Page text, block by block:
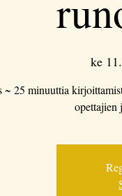
ke
~ 25 minuuttia
opettajien